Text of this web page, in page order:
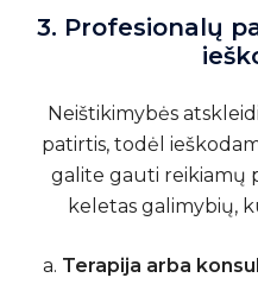
3. Profesionalų
Neištikimybės
patirtis, todėl
galite gauti reikiamų
keletas galimybių,
a. Terapija arba